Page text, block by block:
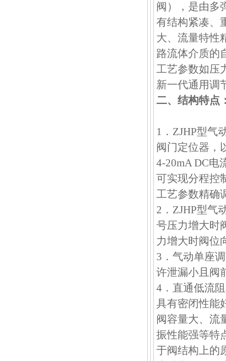
阀），是由多
有结构紧凑、
大、流量特性
路流体介质的
工艺参数如压
新一代通用调
二、结构特点
1．ZJHP型气
阀门定位器，
4-20mA DC电
可实现分程控
工艺参数精确
2．ZJHP型气
号压力增大时
力增大时阀位
3．气动单座
许泄漏小且阀
4．直通低流
具有密闭性能
阀容量大、流
振性能强等特
于阀结构上的